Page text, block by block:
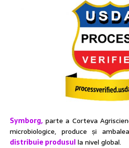
Symborg, parte a Corteva
microbiologice, produce și
distribuie produsulla nivel global.